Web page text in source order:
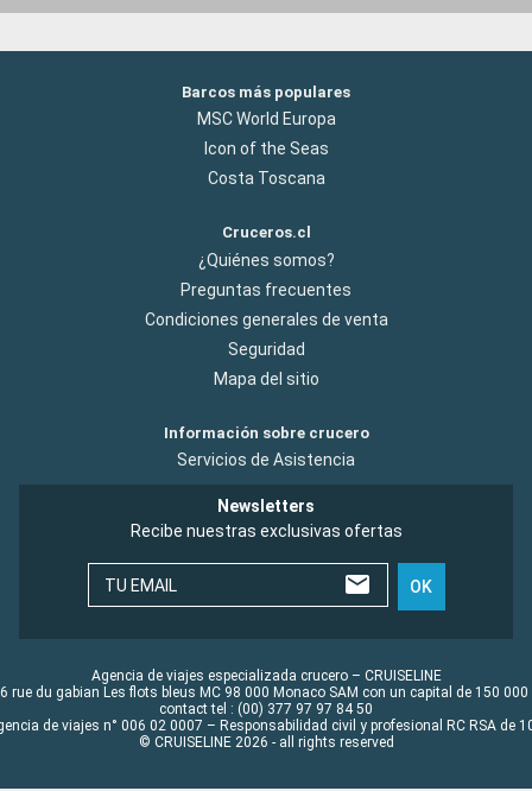
Barcos más populares
MSC World Europa
Icon of the Seas
Costa Toscana
Cruceros.cl
¿Quiénes somos?
Preguntas frecuentes
Condiciones generales de venta
Seguridad
Mapa del sitio
Información sobre crucero
Servicios de Asistencia
Newsletters
Recibe nuestras exclusivas ofertas
TU EMAIL OK
Agencia de viajes especializada crucero – CRUISELINE
rue du gabian Les flots bleus MC 98 000 Monaco SAM con un capital de 150 000
contact tel : (00) 377 97 97 84 50
de viajes n° 006 02 0007 – Responsabilidad civil y profesional RC RSA de
© CRUISELINE 2026 - all rights reserved